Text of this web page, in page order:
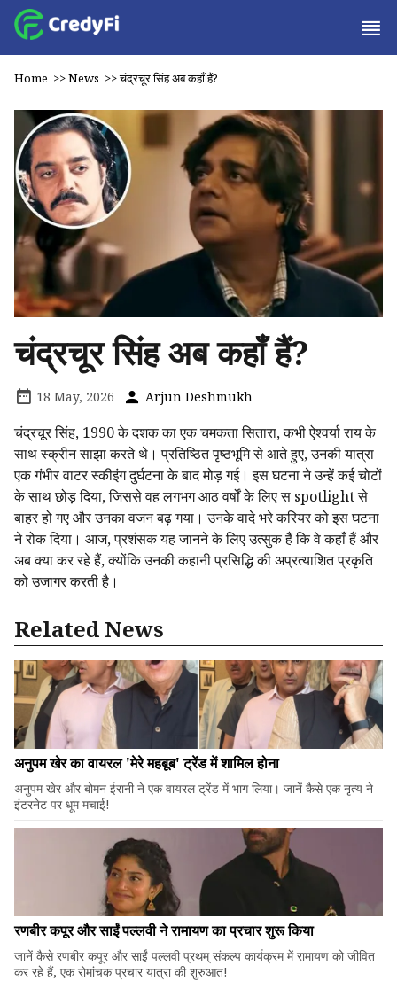
Home >>News >>चंद्रचूर सिंह अब कहाँ हैं?
चंद्रचूर सिंह अब कहाँ हैं?
18 May, 2026 Arjun Deshmukh
चंद्रचूर सिंह, 1990 के दशक का एक चमकता सितारा, कभी ऐश्वर्या राय के
साथ स्क्रीन साझा करते थे। प्रतिष्ठित पृष्ठभूमि से आते हुए, उनकी यात्रा
एक गंभीर वाटर स्कीइंग दुर्घटना के बाद मोड़ गई। इस घटना ने उन्हें कई चोटों
के साथ छोड़ दिया, जिससे वह लगभग आठ वर्षों के लिए स spotlight से
बाहर हो गए और उनका वजन बढ़ गया। उनके वादे भरे करियर को इस घटना
ने रोक दिया। आज, प्रशंसक यह जानने के लिए उत्सुक हैं कि वे कहाँ हैं और
अब क्या कर रहे हैं, क्योंकि उनकी कहानी प्रसिद्धि की अप्रत्याशित प्रकृति
को उजागर करती है।
Related News
अनुपम खेर का वायरल 'मेरे महबूब' ट्रेंड में शामिल होना
अनुपम खेर और बोमन ईरानी ने एक वायरल ट्रेंड में भाग लिया। जानें कैसे एक नृत्य ने
इंटरनेट पर धूम मचाई!
रणबीर कपूर और साईं पल्लवी ने रामायण का प्रचार शुरू किया
जानें कैसे रणबीर कपूर और साईं पल्लवी प्रथम् संकल्प कार्यक्रम में रामायण को जीवित
कर रहे हैं, एक रोमांचक प्रचार यात्रा की शुरुआत!